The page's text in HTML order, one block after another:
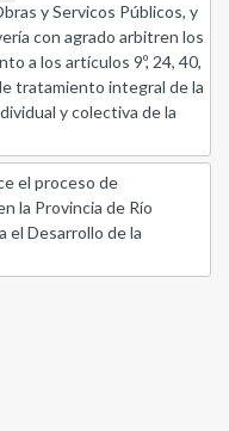
y Servicos Públicos, y
con agrado arbitren los
a los artículos 9º, 24, 40,
tratamiento integral de la
y colectiva de la
el proceso de
la Provincia de Río
el Desarrollo de la